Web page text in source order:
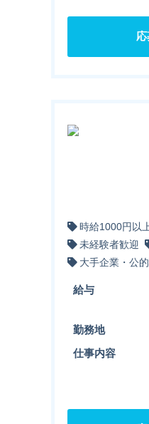
時給1000円以
未経験者歓迎
大手企業・公
給与
勤務地
仕事内容